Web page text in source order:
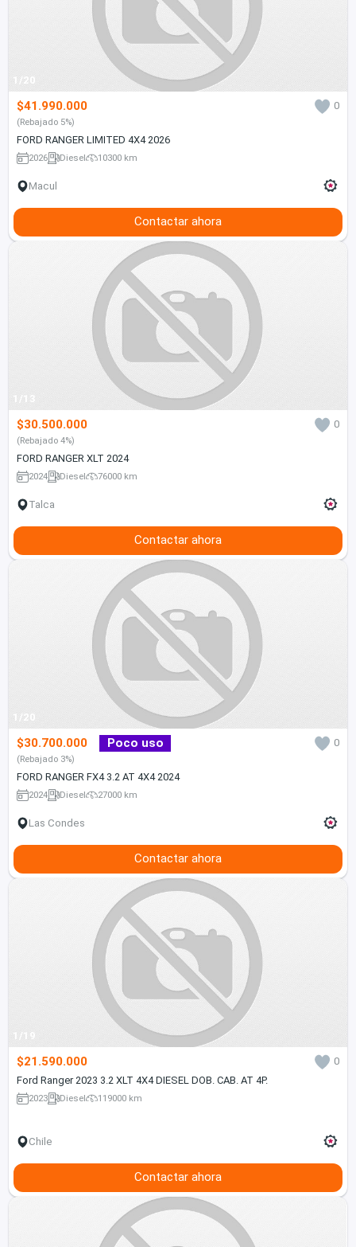
1/20
$41.990.000 0
(Rebajado 5%)
FORD RANGER LIMITED 4X4 2026
2026 Diesel 10300 km
Macul
Contactar ahora
1/13
$30.500.000 0
(Rebajado 4%)
FORD RANGER XLT 2024
2024 Diesel 76000 km
Talca
Contactar ahora
1/20
$30.700.000 Poco uso 0
(Rebajado 3%)
FORD RANGER FX4 3.2 AT 4X4 2024
2024 Diesel 27000 km
Las Condes
Contactar ahora
1/19
$21.590.000
0
Ford Ranger 2023 3.2 XLT 4X4 DIESEL DOB. CAB. AT 4P.
2023 Diesel 119000 km
Chile
Contactar ahora